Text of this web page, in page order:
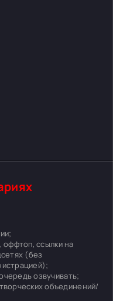
оффтоп, ссылки на
(без
озвучивать;
объединений/